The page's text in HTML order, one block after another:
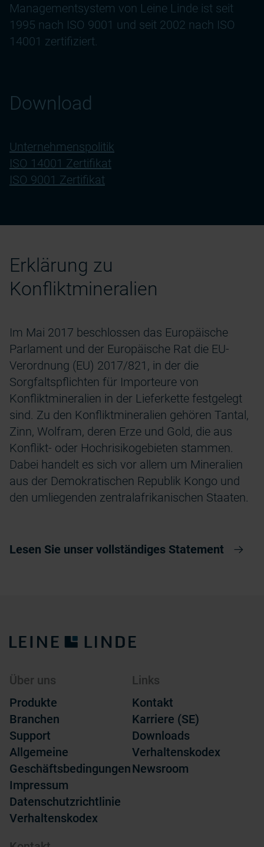
Managementsystem von Leine Linde ist seit
1995 nach ISO 9001 und seit 2002 nach ISO
14001 zertifiziert.
Download
Unternehmenspolitik
ISO 14001 Zertifikat
ISO 9001 Zertifikat
Erklärung zu
Konfliktmineralien
Im Mai 2017 beschlossen das Europäische
Parlament und der Europäische Rat die EU-
Verordnung (EU) 2017/821, in der die
Sorgfaltspflichten für Importeure von
Konfliktmineralien in der Lieferkette festgelegt
sind. Zu den Konfliktmineralien gehören Tantal,
Zinn, Wolfram, deren Erze und Gold, die aus
Konflikt- oder Hochrisikogebieten stammen.
Dabei handelt es sich vor allem um Mineralien
aus der Demokratischen Republik Kongo und
den umliegenden zentralafrikanischen Staaten.
Lesen Sie unser vollständiges Statement
Über uns
Produkte
Branchen
Support
Allgemeine
Geschäftsbedingungen
Impressum
Datenschutzrichtlinie
Verhaltenskodex
Links
Kontakt
Karriere (SE)
Downloads
Verhaltenskodex
Newsroom